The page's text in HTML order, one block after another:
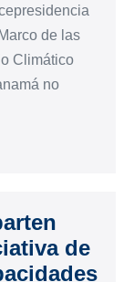
de las
Climático
no
de